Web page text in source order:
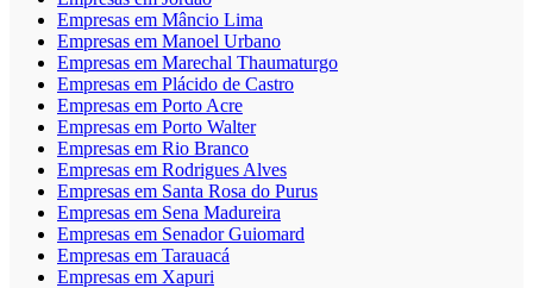
Empresas em Mâncio Lima
Empresas em Manoel Urbano
Empresas em Marechal Thaumaturgo
Empresas em Plácido de Castro
Empresas em Porto Acre
Empresas em Porto Walter
Empresas em Rio Branco
Empresas em Rodrigues Alves
Empresas em Santa Rosa do Purus
Empresas em Sena Madureira
Empresas em Senador Guiomard
Empresas em Tarauacá
Empresas em Xapuri